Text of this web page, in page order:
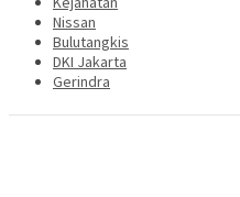
Nissan
Bulutangkis
DKI Jakarta
Gerindra